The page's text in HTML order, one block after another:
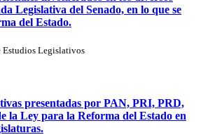
Legislativa del Senado, en lo que se
del Estado.
Estudios Legislativos
presentadas por PAN, PRI, PRD,
la Ley para la Reforma del Estado en